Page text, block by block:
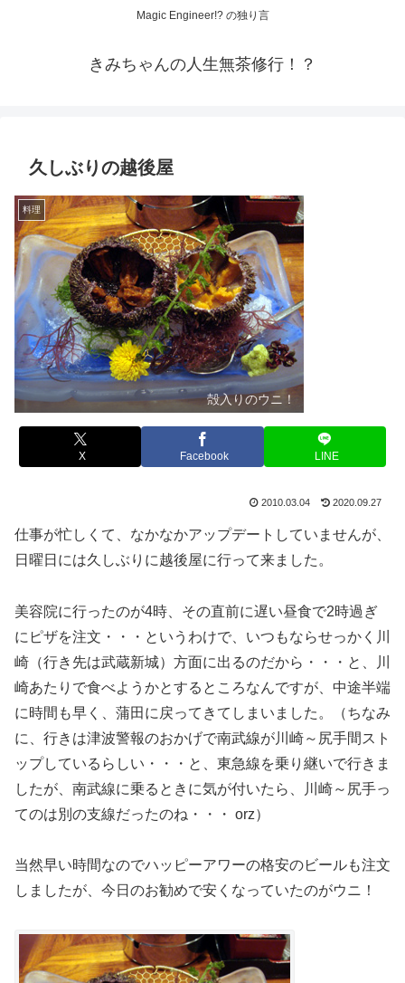
Magic Engineer!? の独り言
きみちゃんの人生無茶修行！？
久しぶりの越後屋
料理
殻入りのウニ！
X Facebook LINE
2010.03.04 2020.09.27
仕事が忙しくて、なかなかアップデートしていませんが、
日曜日には久しぶりに越後屋に行って来ました。
美容院に行ったのが4時、その直前に遅い昼食で2時過ぎ
にピザを注文・・・というわけで、いつもならせっかく川
崎（行き先は武蔵新城）方面に出るのだから・・・と、川
崎あたりで食べようかとするところなんですが、中途半端
に時間も早く、蒲田に戻ってきてしまいました。（ちなみ
に、行きは津波警報のおかげで南武線が川崎～尻手間スト
ップしているらしい・・・と、東急線を乗り継いで行きま
したが、南武線に乗るときに気が付いたら、川崎～尻手っ
てのは別の支線だったのね・・・ orz）
当然早い時間なのでハッピーアワーの格安のビールも注文
しましたが、今日のお勧めで安くなっていたのがウニ！